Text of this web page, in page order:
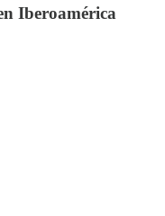
Iberoamérica